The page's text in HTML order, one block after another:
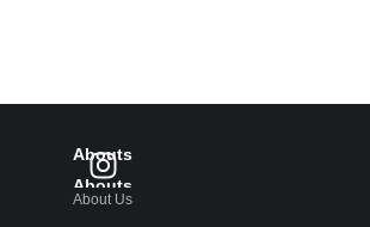
Abouts
Abouts
About Us